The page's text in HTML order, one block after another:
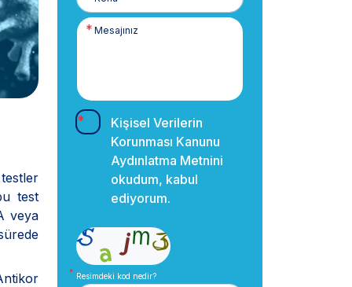
test
veya
Kişisel Verilerin
Korunması Kanunu
Aydınlatma Metnini
okudum, kabul
ediyorum.
Resimdeki kod nedir?